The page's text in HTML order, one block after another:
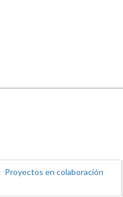
Proyectos en colaboración